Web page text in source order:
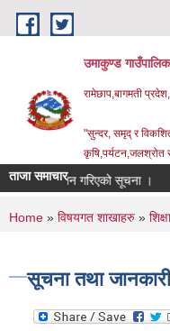
Skip to main content
उमाकुण्ड
रामेछाप,बागमती
"सुन्दर, समृद् र
कृषि,पर्यटन,जलश्रोत र
ताजा समाचार
आह्वान गरिएको सूचना ।
You are here
Home » विषयगत शाखाहरु »
सूचना तथा जानकारी